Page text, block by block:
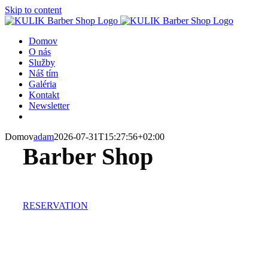
Skip to content
Domov
O nás
Služby
Náš tím
Galéria
Kontakt
Newsletter
Domovadam2026-07-31T15:27:56+02:00
Barber Shop
RESERVATION